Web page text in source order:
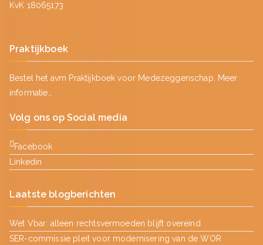
KvK 18065173
Praktijkboek
Bestel het avm Praktijkboek voor Medezeggenschap.
Meer
informatie…
Volg ons op Social media
Facebook
Linkedin
Laatste blogberichten
Wet Vbar: alleen rechtsvermoeden blijft overeind
SER-commissie pleit voor modernisering van de WOR